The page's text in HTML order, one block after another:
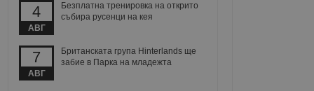
4
АВГ
Безплатна тренировка на открито
събира русенци на кея
7
АВГ
Британската група Hinterlands ще
забие в Парка на младежта
и предоставя
използва
потребител може